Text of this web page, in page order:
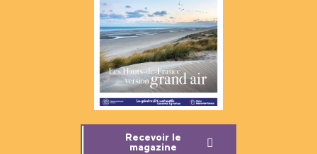
Recevoir le
magazine